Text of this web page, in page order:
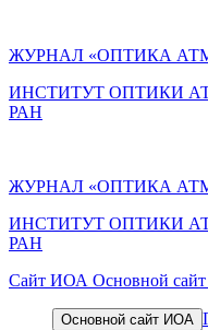
ЖУРНАЛ «ОПТИКА
ИНСТИТУТ ОПТИКИ
РАН
ЖУРНАЛ «ОПТИКА
ИНСТИТУТ ОПТИКИ
РАН
Cайт ИОА Основной
Основной сайт ИОА